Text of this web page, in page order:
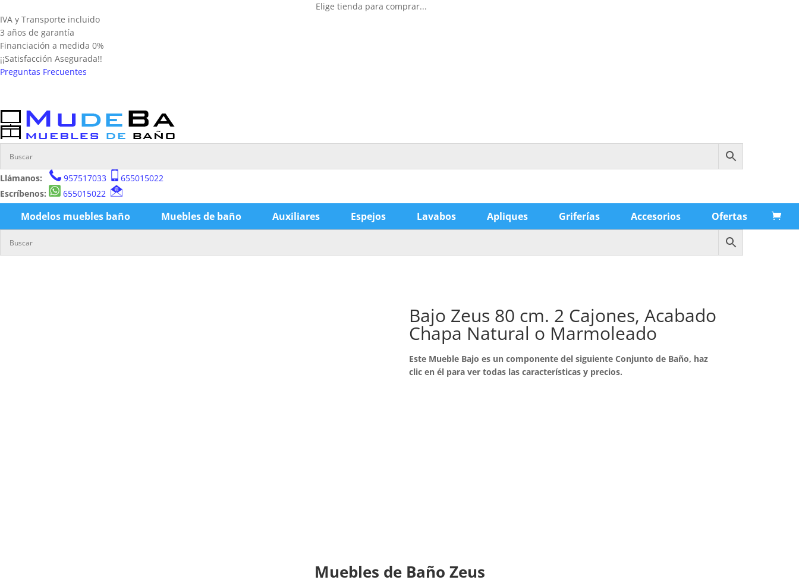
Elige tienda para comprar...
IVA y Transporte incluido
3 años de garantía
Financiación a medida 0%
¡¡Satisfacción Asegurada!!
Preguntas Frecuentes
Llámanos: 957517033
655015022
Escríbenos:
655015022
Modelos muebles baño Muebles de baño Auxiliares Espejos Lavabos Apliques Griferías Accesorios Ofertas
Bajo Zeus 80 cm. 2 Cajones, Acabado
Chapa Natural o Marmoleado
Este Mueble Bajo es un componente del siguiente Conjunto de Baño, haz
clic en él para ver todas las características y precios.
Muebles de Baño Zeus